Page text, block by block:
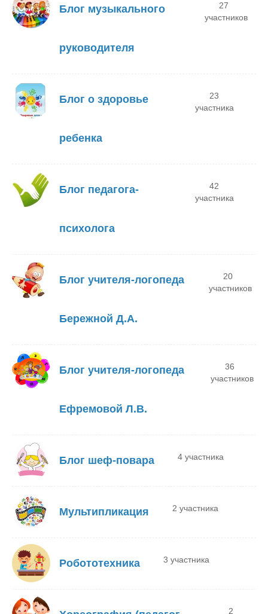
Блог музыкального
руководителя
27
участников
Блог о здоровье
ребенка
23
участника
Блог педагога-
психолога
42
участника
Блог учителя-логопеда
Бережной Д.А.
20
участников
Блог учителя-логопеда
Ефремовой Л.В.
36
участников
Блог шеф-повара 4 участника
Мультипликация 2 участника
Робототехника 3 участника
2